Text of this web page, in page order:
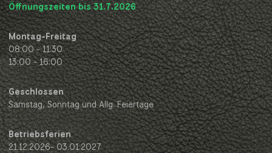
Öffnungszeiten bis 31.7.2026
Montag-Freitag
08:00 - 11:30
13:00 - 16:00
Geschlossen
Samstag, Sonntag und Allg. Feiertage
Betriebsferien
21.12.2026- 03.01.2027